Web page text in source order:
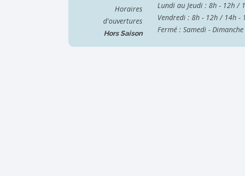
Horaires
d'ouvertures
Hors Saison
Lundi au Jeudi : 8h - 12h /
Vendredi : 8h - 12h / 14h -
Fermé : Samedi -